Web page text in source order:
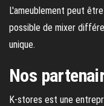
L'ameublement peut
possible de mixer
unique.
Nos
K-stores est une